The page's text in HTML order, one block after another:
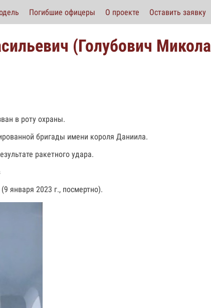
Погибшие офицеры О проекте Оставить заявку
(Голубович Микола
в роту охраны.
бригады имени короля Даниила.
ракетного удара.
января 2023 г., посмертно).